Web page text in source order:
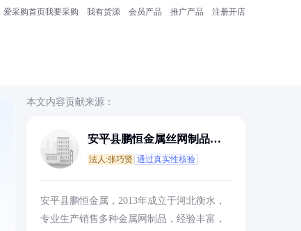
爱采购首页我要采购 我有货源 会员产品 推广产品 注册开店
本文内容贡献来源：
安平县鹏恒金属丝网制品有
法人:张巧贤 通过真实性核验
安平县鹏恒金属，2013年成立于河北衡水，
专业生产销售多种金属网制品，经验丰富，